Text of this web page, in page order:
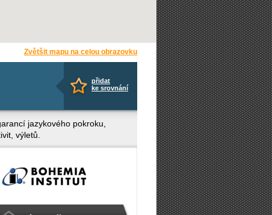
Zvětšit mapu na celou obrazovku
přidat
ke srovnání
jazykového pokroku,
výletů.